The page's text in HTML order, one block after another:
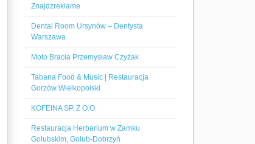
Znajdzreklame
Dental Room Ursynów – Dentysta
Warszawa
Moto Bracia Przemysław Czyżak
Tabana Food & Music | Restauracja
Gorzów Wielkopolski
KOFEINA SP. Z O.O.
Restauracja Herbarium w Zamku
Golubskim, Golub-Dobrzyń